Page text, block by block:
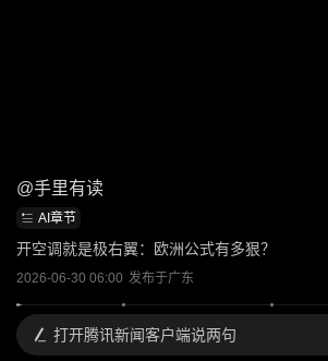
@手里有读
AI章节
开空调就是极右翼：欧洲公式有多狠？
2026-06-30 06:00 发布于广东
打开腾讯新闻客户端说两句